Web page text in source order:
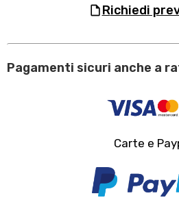
richiedi
Pagamenti sicuri anche a
Carte e